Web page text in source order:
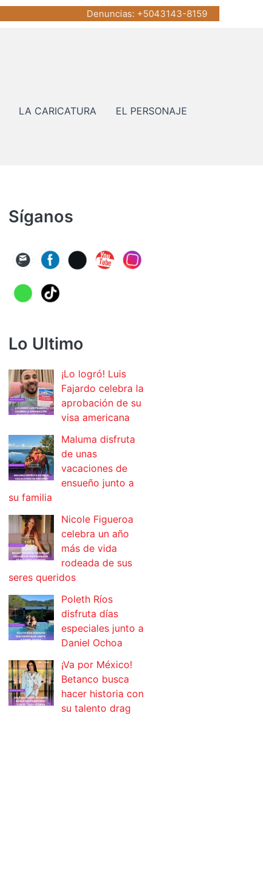
Denuncias: +5043143-8159
LA CARICATURA EL PERSONAJE
Síganos
Lo Ultimo
¡Lo logró! Luis
Fajardo celebra la
aprobación de su
visa americana
Maluma disfruta
de unas
vacaciones de
ensueño junto a
su familia
Nicole Figueroa
celebra un año
más de vida
rodeada de sus
seres queridos
Poleth Ríos
disfruta días
especiales junto a
Daniel Ochoa
¡Va por México!
Betanco busca
hacer historia con
su talento drag